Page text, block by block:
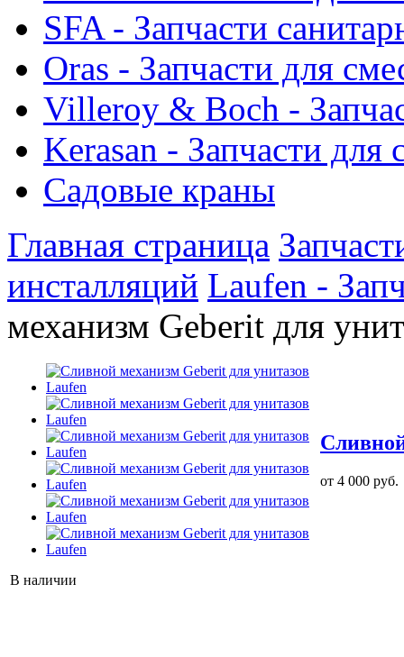
SFA - Запчасти
Oras - Запчасти для
Villeroy & Boch -
Kerasan - Запчасти для
Садовые краны
Главная страница
инсталляций Laufen -
механизм Geberit для
В наличии
от 4 000 руб.